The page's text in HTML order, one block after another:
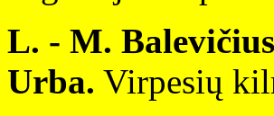
L. - M.
Urba. Virpesių